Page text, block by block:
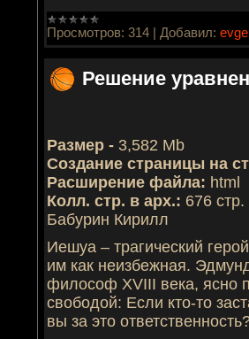
Просмотров: 314 | Добавил:
Решение
Размер - 3,582 Mb
Создание страницы на
Расширение файла: html
Колл. стр. в арх.: 676 стр.
Бабурин Кирилл
Иешуа – трагический
им как неизбежная.
философ XVIII века, ясно
свободой: Если кто-то
вы за это